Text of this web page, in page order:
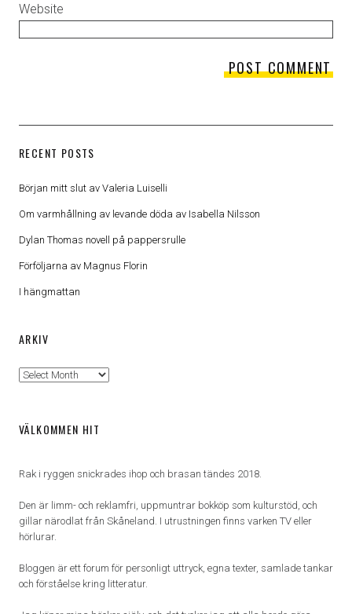
Website
RECENT POSTS
Början mitt slut av Valeria Luiselli
Om varmhållning av levande döda av Isabella Nilsson
Dylan Thomas novell på pappersrulle
Förföljarna av Magnus Florin
I hängmattan
ARKIV
Arkiv
VÄLKOMMEN HIT
Rak i ryggen snickrades ihop och brasan tändes 2018.
Den är limm- och reklamfri, uppmuntrar bokköp som kulturstöd, och
gillar närodlat från Skåneland. I utrustningen finns varken TV eller
hörlurar.
Bloggen är ett forum för personligt uttryck, egna texter, samlade tankar
och förståelse kring litteratur.